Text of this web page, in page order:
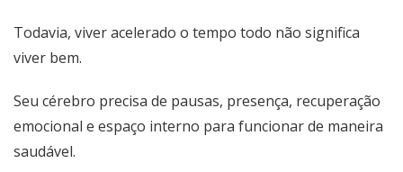
Todavia, viver acelerado o tempo todo não significa
viver bem.
Seu cérebro precisa de pausas, presença, recuperação
emocional e espaço interno para funcionar de maneira
saudável.